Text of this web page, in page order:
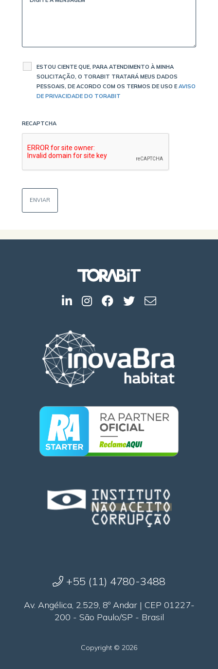
ESTOU CIENTE QUE, PARA ATENDIMENTO À MINHA
SOLICITAÇÃO, O TORABIT TRATARÁ MEUS DADOS
PESSOAIS, DE ACORDO COM OS TERMOS DE USO E AVISO
DE PRIVACIDADE DO TORABIT
RECAPTCHA
+55 (11) 4780-3488
Av. Angélica, 2.529, 8º Andar | CEP 01227-
200 - São Paulo/SP - Brasil
Copyright © 2026